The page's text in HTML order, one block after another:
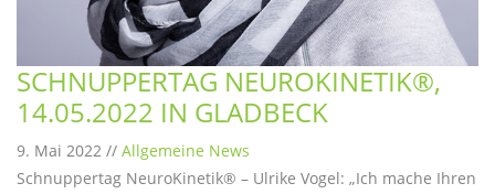
SCHNUPPERTAG NEUROKINETIK®,
14.05.2022 IN GLADBECK
9. Mai 2022 // Allgemeine News
Schnuppertag NeuroKinetik® – Ulrike Vogel: „Ich mache Ihren